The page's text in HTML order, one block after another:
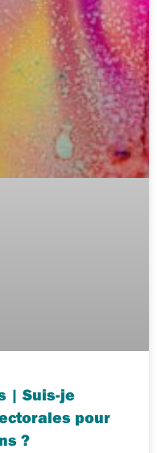
| Suis-je
pour
?